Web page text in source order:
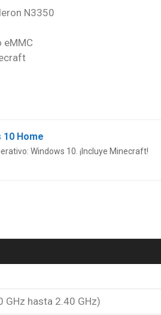
N3350
eMMC
10 Home
Windows 10. ¡Incluye Minecraft!
GHz hasta 2.40 GHz)